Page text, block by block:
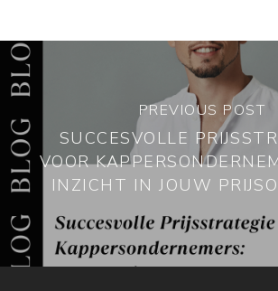
PREVIOUS POST
SUCCESVOLLE
VOOR
INZICHT IN JOUW